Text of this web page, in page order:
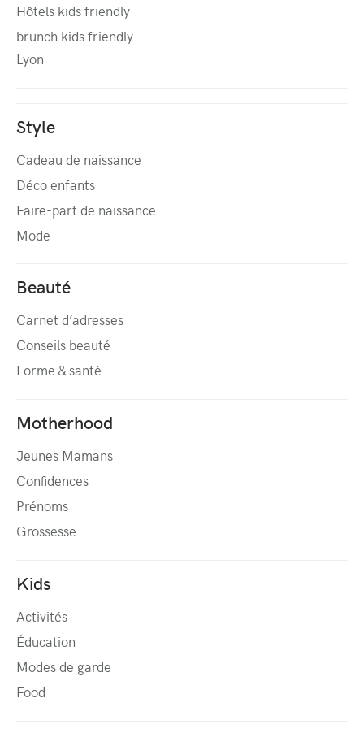
Hôtels kids friendly
brunch kids friendly
Lyon
Style
Cadeau de naissance
Déco enfants
Faire-part de naissance
Mode
Beauté
Carnet d’adresses
Conseils beauté
Forme & santé
Motherhood
Jeunes Mamans
Confidences
Prénoms
Grossesse
Kids
Activités
Éducation
Modes de garde
Food